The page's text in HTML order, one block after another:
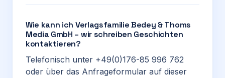
Wie kann ich Verlagsfamilie Bedey & Thoms
Media GmbH – wir schreiben Geschichten
kontaktieren?
Telefonisch unter +49(0)176-85 996 762
oder über das Anfrageformular auf dieser